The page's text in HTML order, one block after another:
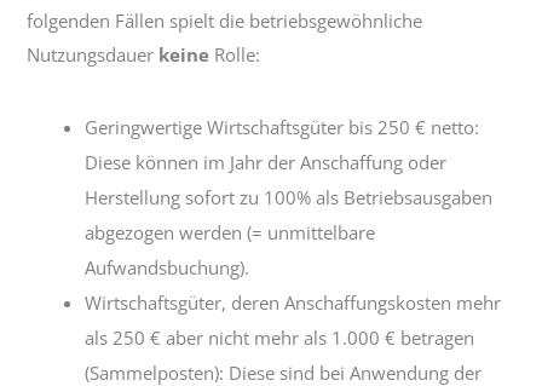
folgenden Fällen spielt die betriebsgewöhnliche
Nutzungsdauer keine Rolle:
Geringwertige Wirtschaftsgüter bis 250 € netto:
Diese können im Jahr der Anschaffung oder
Herstellung sofort zu 100% als Betriebsausgaben
abgezogen werden (= unmittelbare
Aufwandsbuchung).
Wirtschaftsgüter, deren Anschaffungskosten mehr
als 250 € aber nicht mehr als 1.000 € betragen
(Sammelposten): Diese sind bei Anwendung der